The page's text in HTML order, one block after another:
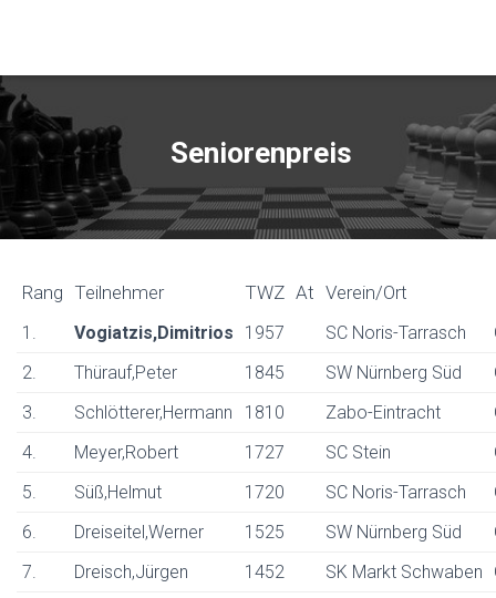
Seniorenpreis
Rang Teilnehmer TWZ At Verein/Ort
1. Vogiatzis,Dimitrios 1957 SC Noris-Tarrasch
2.
Thürauf,Peter 1845 SW Nürnberg Süd
3.
Schlötterer,Hermann 1810 Zabo-Eintracht
4.
Meyer,Robert 1727 SC Stein
5.
Süß,Helmut 1720 SC Noris-Tarrasch
6.
Dreiseitel,Werner 1525 SW Nürnberg Süd
7.
Dreisch,Jürgen 1452 SK Markt Schwaben